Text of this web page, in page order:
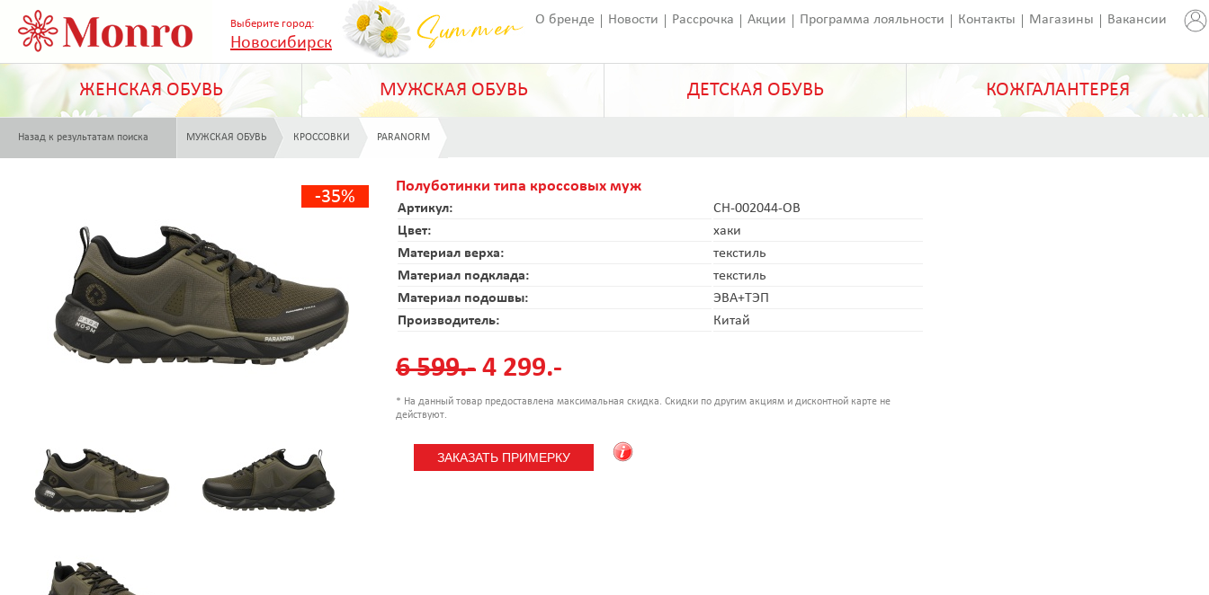
Выберите город:
Новосибирск
О бренде Новости Рассрочка Акции Программа лояльности Контакты Магазины Вакансии
ЖЕНСКАЯ ОБУВЬ МУЖСКАЯ ОБУВЬ ДЕТСКАЯ ОБУВЬ КОЖГАЛАНТЕРЕЯ
Назад к результатам поиска МУЖСКАЯ ОБУВЬ КРОССОВКИ PARANORM
-35%
Полуботинки типа кроссовых муж
Артикул:
CH-002044-OB
Цвет:
хаки
Материал верха:
текстиль
Материал подклада:
текстиль
Материал подошвы:
ЭВА+ТЭП
Производитель:
Китай
6 599.- 4 299.-
* На данный товар предоставлена максимальная скидка. Скидки по другим акциям и дисконтной карте не
действуют.